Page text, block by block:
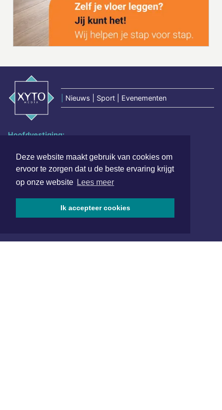
Deze website maakt gebruik van cookies om
ervoor te zorgen dat u de beste ervaring krijgt
op onze website Lees meer
Ik accepteer cookies
Nieuws | Sport | Evenementen
Hoofdvestiging:
1701 BZ Heerhugowaard
072 8200 600
redactie@xyto.nl
www.xyto.nl
SOCIAL MEDIA